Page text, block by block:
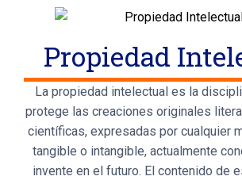
Propiedad
La propiedad intelectual es la
protege las creaciones originales
científicas, expresadas por cualquier
tangible o intangible, actualmente
invente en el futuro. El contenido de